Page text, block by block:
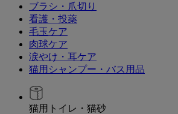
ブラシ・爪切り
看護・投薬
毛玉ケア
肉球ケア
涙やけ・耳ケア
猫用シャンプー・バス用品
猫用トイレ・猫砂